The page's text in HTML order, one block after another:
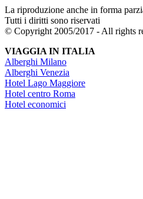
La riproduzione anche in forma
Tutti i diritti sono riservati
© Copyright 2005/2017 - All rights
VIAGGIA IN ITALIA
Alberghi Milano
Alberghi Venezia
Hotel Lago Maggiore
Hotel centro Roma
Hotel economici